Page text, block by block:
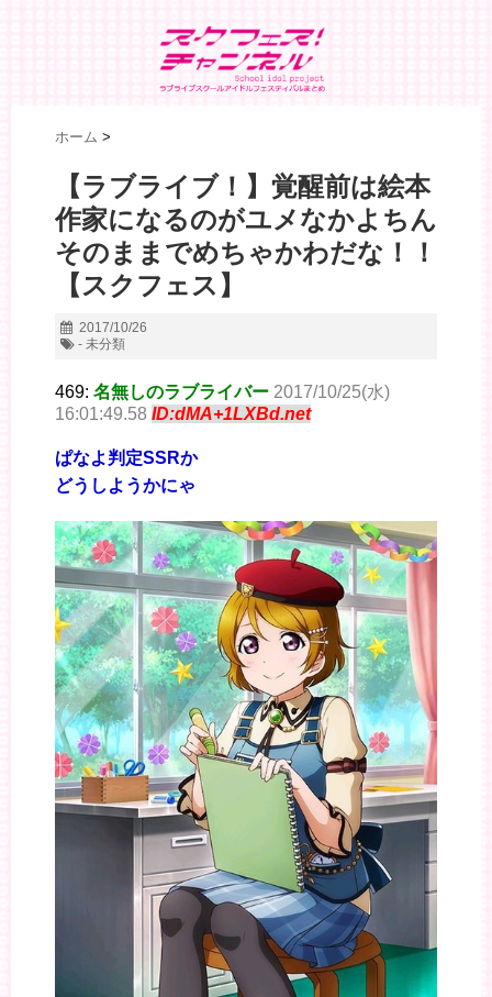
ホーム >
【ラブライブ！】覚醒前は絵本
作家になるのがユメなかよちん
そのままでめちゃかわだな！！
【スクフェス】
2017/10/26
- 未分類
469: 名無しのラブライバー 2017/10/25(水)
16:01:49.58 ID:dMA+1LXBd.net
ぱなよ判定SSRか
どうしようかにゃ